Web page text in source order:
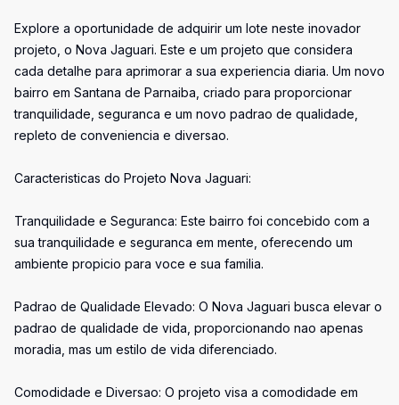
Explore a oportunidade de adquirir um lote neste inovador
projeto, o Nova Jaguari. Este e um projeto que considera
cada detalhe para aprimorar a sua experiencia diaria. Um novo
bairro em Santana de Parnaiba, criado para proporcionar
tranquilidade, seguranca e um novo padrao de qualidade,
repleto de conveniencia e diversao.
Caracteristicas do Projeto Nova Jaguari:
Tranquilidade e Seguranca: Este bairro foi concebido com a
sua tranquilidade e seguranca em mente, oferecendo um
ambiente propicio para voce e sua familia.
Padrao de Qualidade Elevado: O Nova Jaguari busca elevar o
padrao de qualidade de vida, proporcionando nao apenas
moradia, mas um estilo de vida diferenciado.
Comodidade e Diversao: O projeto visa a comodidade em